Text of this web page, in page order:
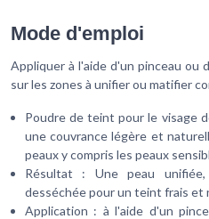
Mode d'emploi
Appliquer à l'aide d'un pinceau
sur les zones à unifier ou matifier
Poudre de teint pour le visage
une couvrance légère et
peaux y compris les peaux
Résultat : Une peau
desséchée pour un teint frais et
Application : à l'aide d'un